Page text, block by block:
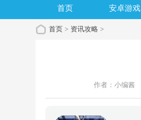
首页 安卓游戏
首页 > 资讯攻略 >
作者：小编酱